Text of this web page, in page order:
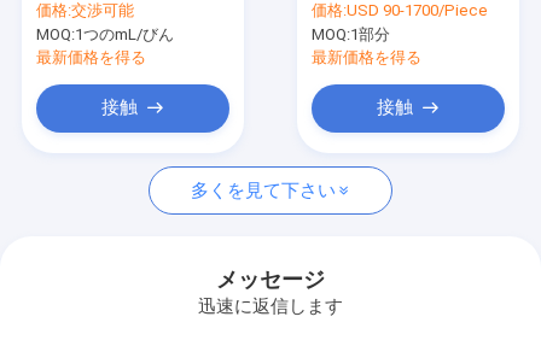
品質管理
私達に連絡しなさい
引用を要求しなさい
磁気ポリマー ビード
mg/mL 50のmL
価格:交渉可能
MOQ:1つのmL/びん
最新価格を得る
接触
ードNHS 300 Nm
価格:USD 90-1700/Piece
MOQ:1部分
最新価格を得る
接触
多くを見て下さい
メッセージ
迅速に返信します